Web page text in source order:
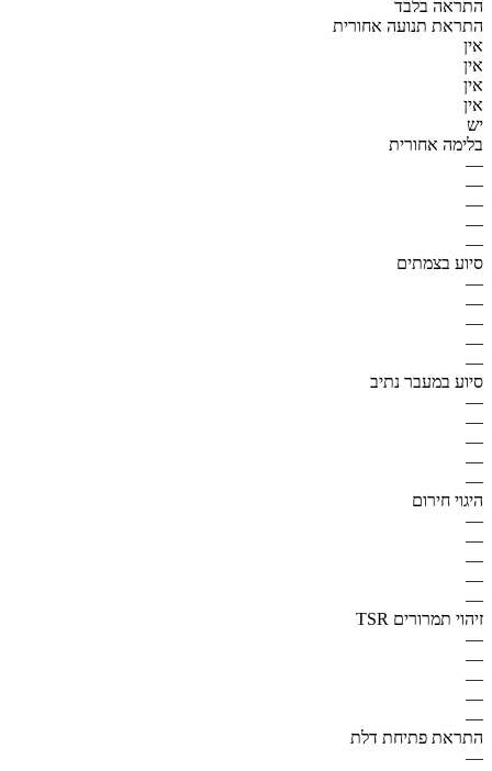
התראה בלבד
התראת תנועה אחורית
אין
אין
אין
אין
יש
בלימה אחורית
—
—
—
—
—
סיוע בצמתים
—
—
—
—
—
סיוע במעבר נתיב
—
—
—
—
—
היגוי חירום
—
—
—
—
—
זיהוי תמרורים TSR
—
—
—
—
—
התראת פתיחת דלת
—